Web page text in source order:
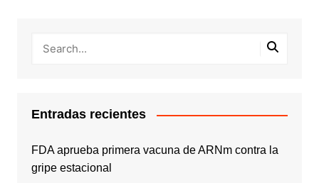
Entradas recientes
FDA aprueba primera vacuna de ARNm contra la
gripe estacional